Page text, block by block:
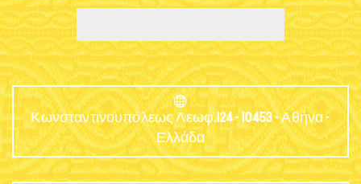
Κωνσταντινουπόλεως Λεωφ.124 - 10453 - Αθήνα -
Ελλάδα